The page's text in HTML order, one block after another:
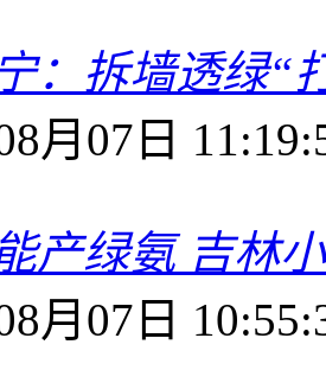
：拆墙透绿“
月07日
产绿氨 吉林
月07日